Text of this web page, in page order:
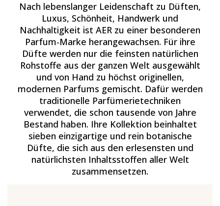
Nach lebenslanger Leidenschaft zu Düften,
Luxus, Schönheit, Handwerk und
Nachhaltigkeit ist AER zu einer besonderen
Parfum-Marke herangewachsen. Für ihre
Düfte werden nur die feinsten natürlichen
Rohstoffe aus der ganzen Welt ausgewählt
und von Hand zu höchst originellen,
modernen Parfums gemischt. Dafür werden
traditionelle Parfümerietechniken
verwendet, die schon tausende von Jahre
Bestand haben. Ihre Kollektion beinhaltet
sieben einzigartige und rein botanische
Düfte, die sich aus den erlesensten und
natürlichsten Inhaltsstoffen aller Welt
zusammensetzen.